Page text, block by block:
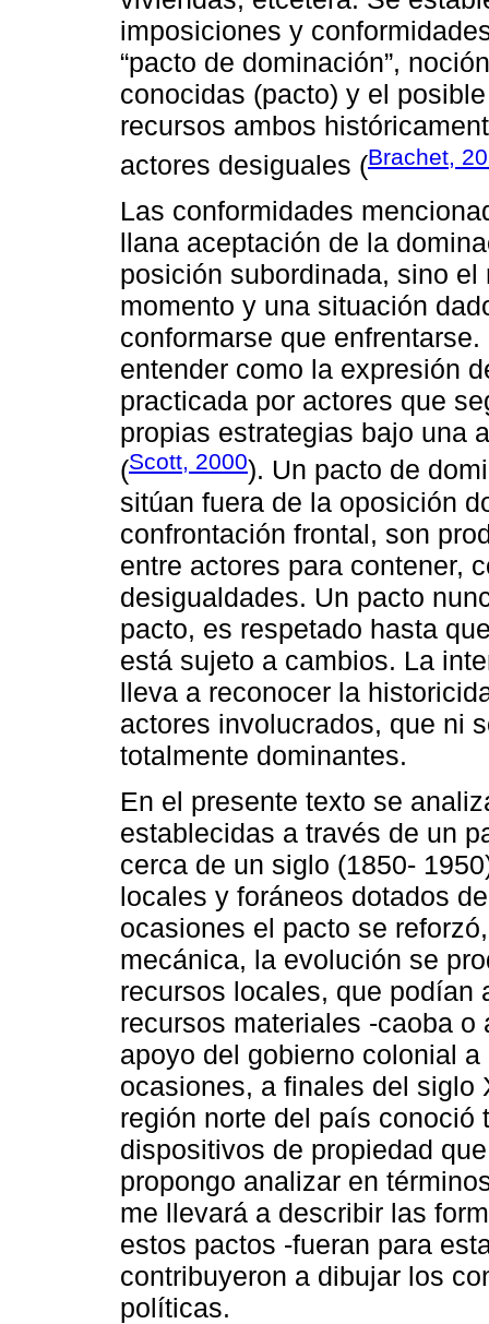
imposiciones y
“pacto de dominación”,
conocidas (pacto) y el
recursos ambos
actores desiguales (Brachet,
Las conformidades
llana aceptación de la
posición subordinada, sino
momento y una situación
conformarse que
entender como la expresión
practicada por actores que
propias estrategias bajo una
(Scott, 2000). Un pacto de
sitúan fuera de la oposición
confrontación frontal, son
entre actores para contener,
desigualdades. Un pacto
pacto, es respetado hasta
está sujeto a cambios. La
lleva a reconocer la
actores involucrados, que ni
totalmente dominantes.
En el presente texto se
establecidas a través de un
cerca de un siglo (1850-
locales y foráneos dotados
ocasiones el pacto se
mecánica, la evolución se
recursos locales, que podían
recursos materiales -caoba
apoyo del gobierno colonial
ocasiones, a finales del siglo
región norte del país conoció
dispositivos de propiedad
propongo analizar en
me llevará a describir las
estos pactos -fueran para
contribuyeron a dibujar los
políticas.